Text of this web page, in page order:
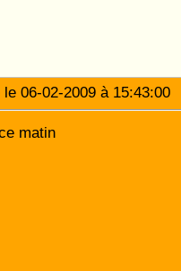
06-02-2009 à
matin